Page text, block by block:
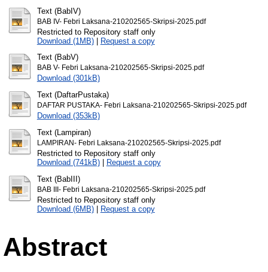
Text (BabIV)
BAB IV- Febri Laksana-210202565-Skripsi-2025.pdf
Restricted to Repository staff only
Download (1MB)| Request a copy
Text (BabV)
BAB V- Febri Laksana-210202565-Skripsi-2025.pdf
Download (301kB)
Text (DaftarPustaka)
DAFTAR PUSTAKA- Febri Laksana-210202565-Skripsi-2025.pdf
Download (353kB)
Text (Lampiran)
LAMPIRAN- Febri Laksana-210202565-Skripsi-2025.pdf
Restricted to Repository staff only
Download (741kB)|
Request a copy
Text (BabIII)
BAB III- Febri Laksana-210202565-Skripsi-2025.pdf
Restricted to Repository staff only
Download (6MB)| Request a copy
Abstract